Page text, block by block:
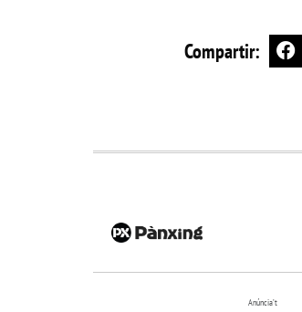
Compartir:
Anúncia’t